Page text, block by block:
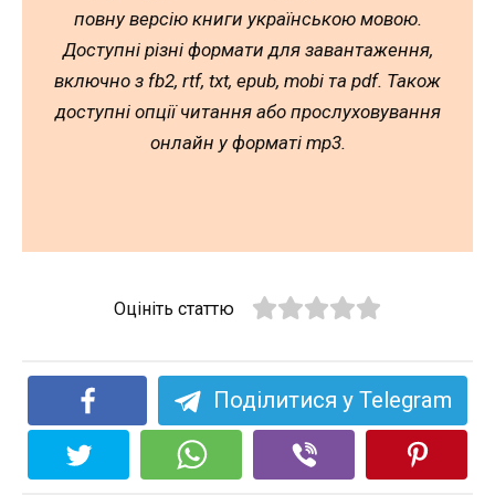
повну версію книги українською мовою.
Доступні різні формати для завантаження,
включно з fb2, rtf, txt, epub, mobi та pdf. Також
доступні опції читання або прослуховування
онлайн у форматі mp3.
Оцініть статтю
Поділитися у Telegram